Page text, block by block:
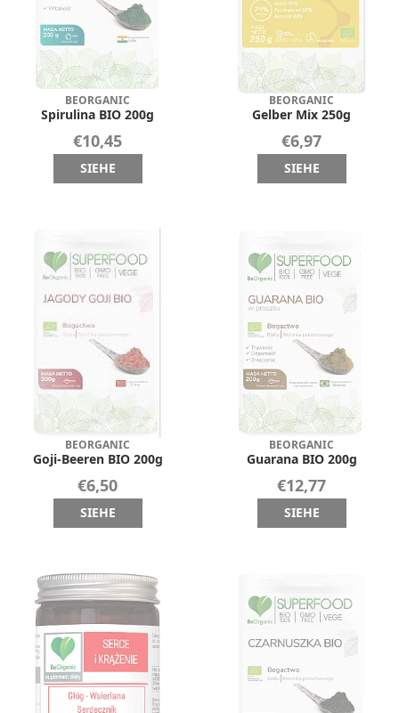
BEORGANIC
Spirulina BIO 200g
€10,45
SIEHE
BEORGANIC
Gelber Mix 250g
€6,97
SIEHE
BEORGANIC
Goji-Beeren BIO 200g
€6,50
SIEHE
BEORGANIC
Guarana BIO 200g
€12,77
SIEHE